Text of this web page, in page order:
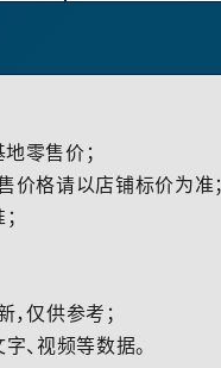
零售价；
价格请以店铺标价为准；
仅供参考；
、视频等数据。